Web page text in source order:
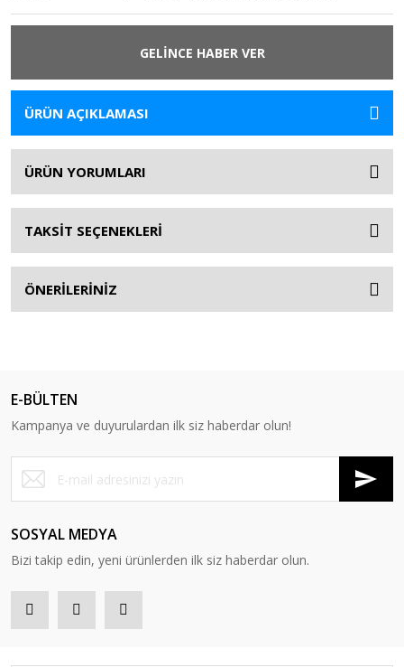
GELİNCE HABER VER
ÜRÜN AÇIKLAMASI
ÜRÜN YORUMLARI
TAKSİT SEÇENEKLERİ
ÖNERİLERİNİZ
E-BÜLTEN
Kampanya ve duyurulardan ilk siz haberdar olun!
SOSYAL MEDYA
Bizi takip edin, yeni ürünlerden ilk siz haberdar olun.